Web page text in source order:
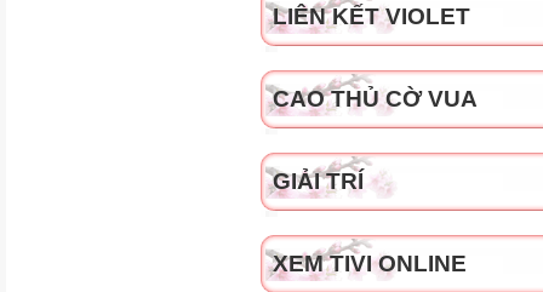
LIÊN KẾT VIOLET
CAO THỦ CỜ VUA
GIẢI TRÍ
XEM TIVI ONLINE